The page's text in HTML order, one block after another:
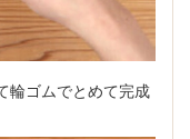
輪ゴムでとめて完成